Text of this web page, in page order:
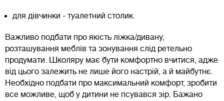
для дівчинки - туалетний столик.
Важливо подбати про якість ліжка/дивану,
розташування меблів та зонування слід ретельно
продумати. Школяру має бути комфортно вчитися, адже
від цього залежить не лише його настрій, а й майбутнє.
Необхідно подбати про максимальний комфорт, зробити
все можливе, щоб у дитини не псувався зір. Бажано